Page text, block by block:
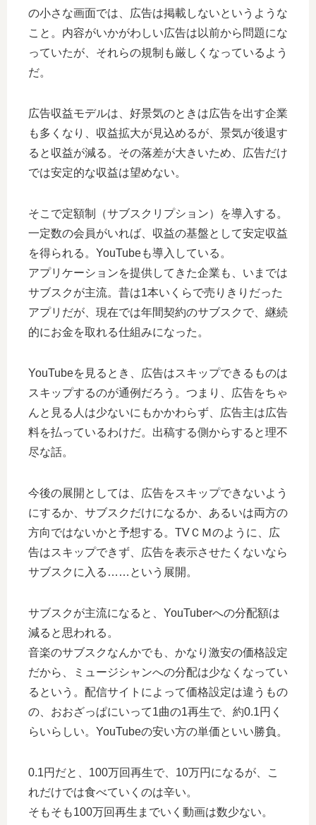
の小さな画面では、広告は掲載しないというような
こと。内容がいかがわしい広告は以前から問題にな
っていたが、それらの規制も厳しくなっているよう
だ。
広告収益モデルは、好景気のときは広告を出す企業
も多くなり、収益拡大が見込めるが、景気が後退す
ると収益が減る。その落差が大きいため、広告だけ
では安定的な収益は望めない。
そこで定額制（サブスクリプション）を導入する。
一定数の会員がいれば、収益の基盤として安定収益
を得られる。YouTubeも導入している。
アプリケーションを提供してきた企業も、いまでは
サブスクが主流。昔は1本いくらで売りきりだった
アプリだが、現在では年間契約のサブスクで、継続
的にお金を取れる仕組みになった。
YouTubeを見るとき、広告はスキップできるものは
スキップするのが通例だろう。つまり、広告をちゃ
んと見る人は少ないにもかかわらず、広告主は広告
料を払っているわけだ。出稿する側からすると理不
尽な話。
今後の展開としては、広告をスキップできないよう
にするか、サブスクだけになるか、あるいは両方の
方向ではないかと予想する。TVＣＭのように、広
告はスキップできず、広告を表示させたくないなら
サブスクに入る……という展開。
サブスクが主流になると、YouTuberへの分配額は
減ると思われる。
音楽のサブスクなんかでも、かなり激安の価格設定
だから、ミュージシャンへの分配は少なくなってい
るという。配信サイトによって価格設定は違うもの
の、おおざっぱにいって1曲の1再生で、約0.1円く
らいらしい。YouTubeの安い方の単価といい勝負。
0.1円だと、100万回再生で、10万円になるが、こ
れだけでは食べていくのは辛い。
そもそも100万回再生までいく動画は数少ない。